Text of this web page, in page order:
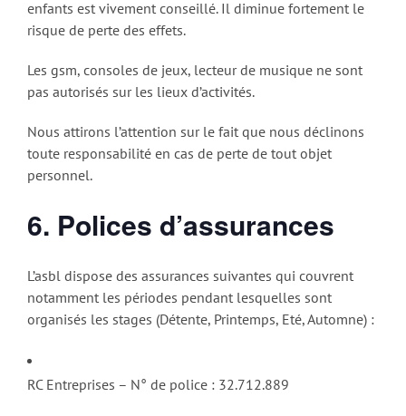
enfants est vivement conseillé. Il diminue fortement le
risque de perte des effets.
Les gsm, consoles de jeux, lecteur de musique ne sont
pas autorisés sur les lieux d’activités.
Nous attirons l’attention sur le fait que nous déclinons
toute responsabilité en cas de perte de tout objet
personnel.
6. Polices d’assurances
L’asbl dispose des assurances suivantes qui couvrent
notamment les périodes pendant lesquelles sont
organisés les stages (Détente, Printemps, Eté, Automne) :
RC Entreprises – N° de police : 32.712.889